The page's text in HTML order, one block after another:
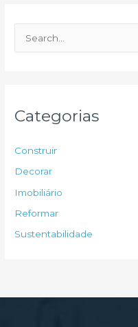
e
p
o
r
Categorias
Construir
Decorar
Imobiliário
Reformar
Sustentabilidade